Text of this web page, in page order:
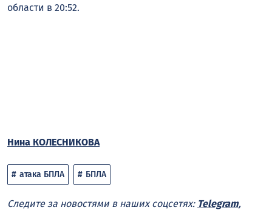
области в 20:52.
Нина КОЛЕСНИКОВА
атака БПЛА БПЛА
Следите за новостями в наших соцсетях: Telegram,